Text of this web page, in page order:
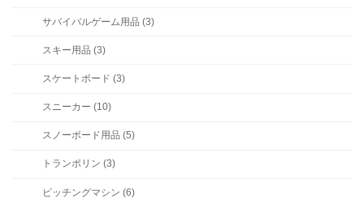
サバイバルゲーム用品 (3)
スキー用品 (3)
スケートボード (3)
スニーカー (10)
スノーボード用品 (5)
トランポリン (3)
ピッチングマシン (6)